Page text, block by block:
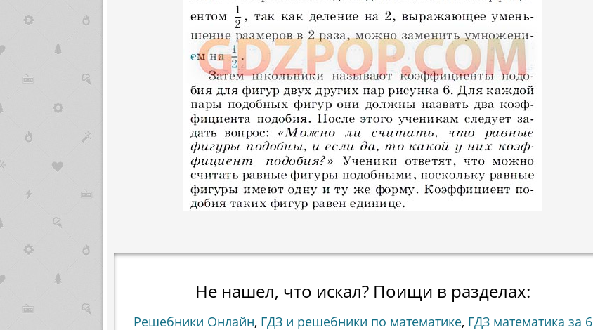
Не нашел, что искал? Поищи в разделах:
Решебники Онлайн, ГДЗ и решебники по математике, ГДЗ математика за 6